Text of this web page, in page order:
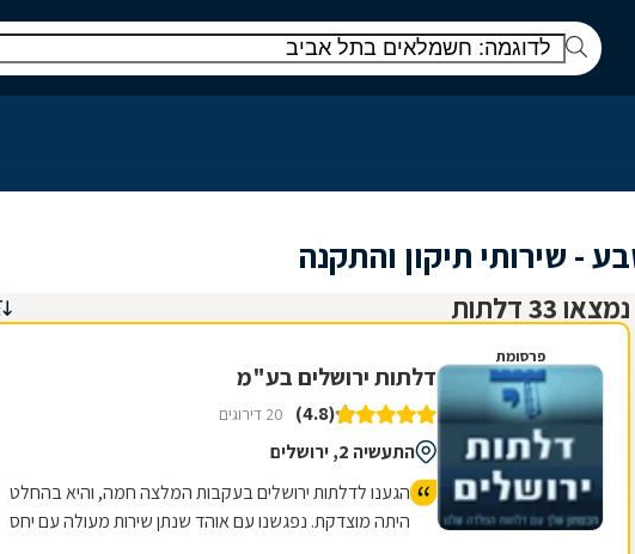
- שירותי תיקון והתקנה
נמצאו 33 דלתות
פרסומת
דלתות ירושלים בע"מ
(4.8) 20 דירוגים
התעשיה 2, ירושלים
הגענו לדלתות ירושלים בעקבות המלצה חמה, והיא בהחלט
היתה מוצדקת. נפגשנו עם אוהד שנתן שירות מעולה עם יחס